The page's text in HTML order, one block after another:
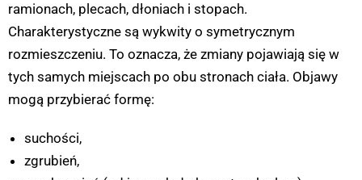
ramionach, plecach, dłoniach i stopach.
Charakterystyczne są wykwity o symetrycznym
rozmieszczeniu. To oznacza, że zmiany pojawiają się w
tych samych miejscach po obu stronach ciała. Objawy
mogą przybierać formę:
suchości,
zgrubień,